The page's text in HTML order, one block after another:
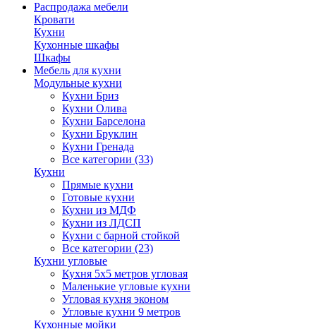
Распродажа мебели
Кровати
Кухни
Кухонные шкафы
Шкафы
Мебель для кухни
Модульные кухни
Кухни Бриз
Кухни Олива
Кухни Барселона
Кухни Бруклин
Кухни Гренада
Все категории (33)
Кухни
Прямые кухни
Готовые кухни
Кухни из МДФ
Кухни из ЛДСП
Кухни с барной стойкой
Все категории (23)
Кухни угловые
Кухня 5х5 метров угловая
Маленькие угловые кухни
Угловая кухня эконом
Угловые кухни 9 метров
Кухонные мойки